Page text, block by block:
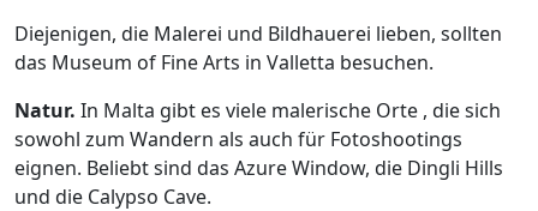
Diejenigen, die Malerei und Bildhauerei lieben, sollten
das Museum of Fine Arts in Valletta besuchen.
Natur. In Malta gibt es viele malerische Orte , die sich
sowohl zum Wandern als auch für Fotoshootings
eignen. Beliebt sind das Azure Window, die Dingli Hills
und die Calypso Cave.